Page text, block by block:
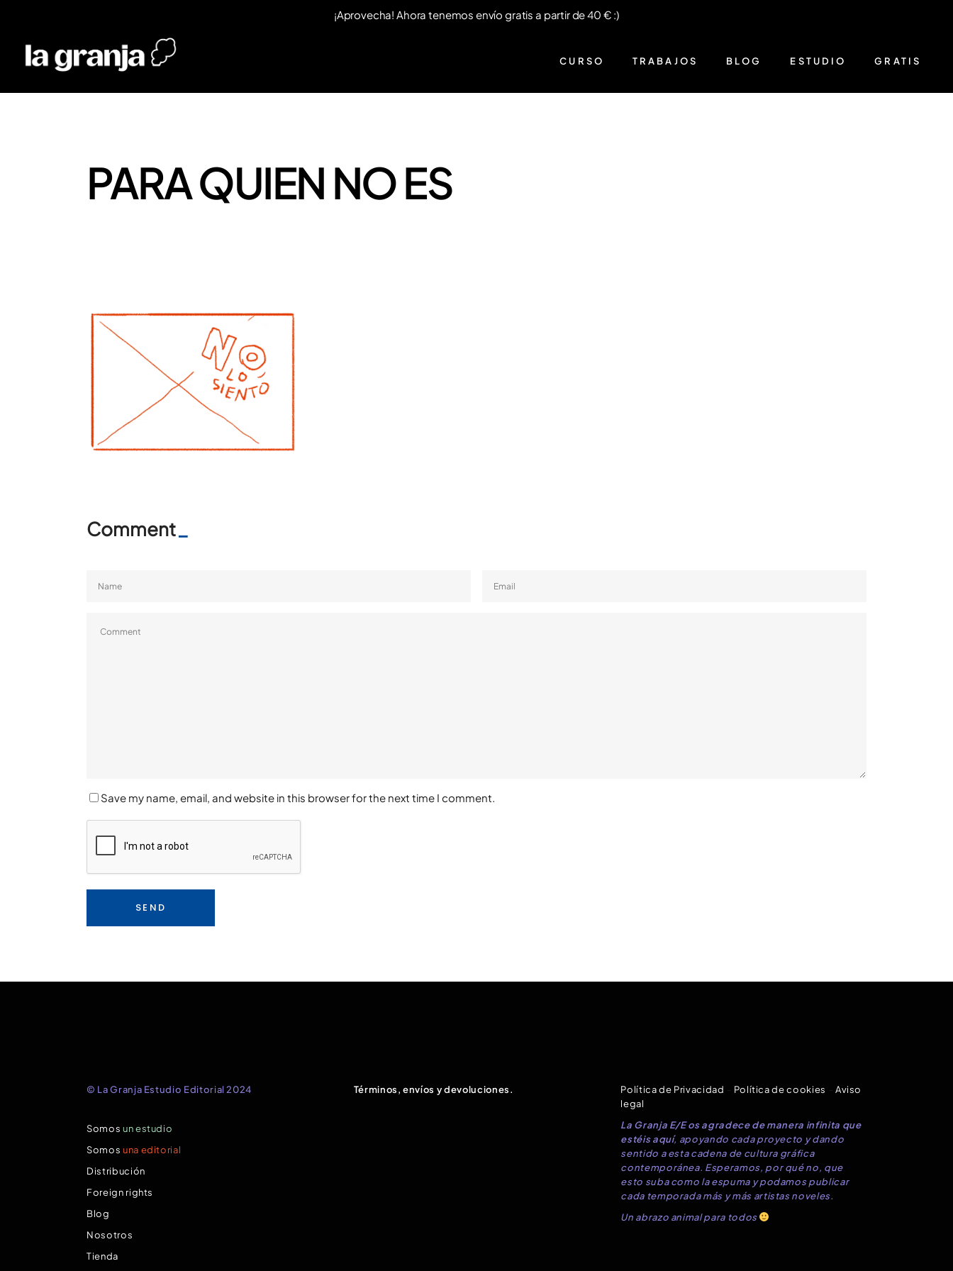
CURSO TRABAJOS BLOG ESTUDIO GRATIS
PARA QUIEN NO ES
Comment
Save my name, email, and website in this browser for the next time I comment.
© La Granja Estudio Editorial 2024
Somos un estudio
Somos una editorial
Distribución
Foreign rights
Blog
Nosotros
Tienda
Términos, envíos y devoluciones. Política de Privacidad Política de cookies
Aviso
legal
La Granja E/E os agradece de manera infinita que
estéis aquí, apoyando cada proyecto y dando
sentido a esta cadena de cultura gráfica
contemporánea. Esperamos, por qué no, que
esto suba como la espuma y podamos publicar
cada temporada más y más artistas noveles.
Un abrazo animal para todos
¡Aprovecha! Ahora tenemos envío gratis a partir de 40 € :)